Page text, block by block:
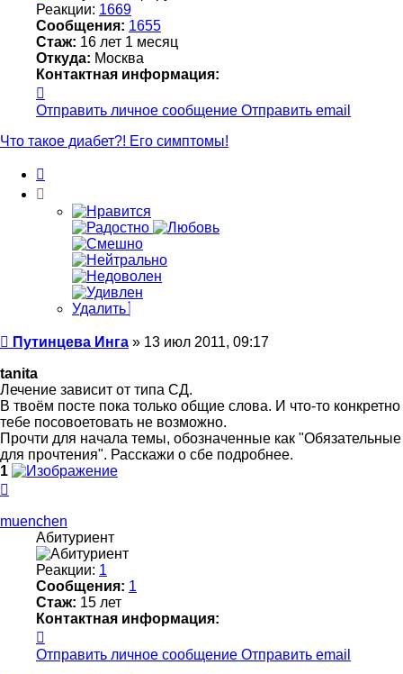
Реакции: 1669
Сообщения: 1655
Стаж: 16 лет 1 месяц
Откуда: Москва
Контактная информация:
информация
пользователя
Путинцева
Отправить личное сообщение Отправить email
Что такое диабет?! Его симптомы!
Удалить
Сообщение
Путинцева Инга » 13 июл 2011, 09:17
tanita
Лечение зависит от типа СД.
В твоём посте пока только общие слова. И что-то конкретно
тебе посовоетовать не возможно.
Прочти для начала темы, обозначенные как "Обязательные
для прочтения". Расскажи о сбе подробнее.
1
началу
muenchen
Абитуриент
Реакции: 1
Сообщения: 1
Стаж: 15 лет
Контактная информация:
информация
пользователя
Отправить личное сообщение Отправить email